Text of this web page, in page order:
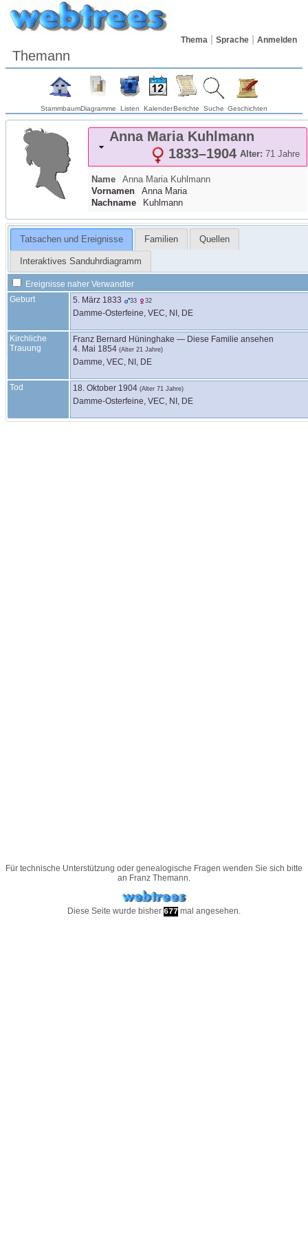
Thema Sprache Anmelden
Themann
StammbaumDiagramme Listen KalenderBerichte Suche Geschichten
Anna Maria Kuhlmann
Alter: 71 Jahre
1833–1904
Name Anna Maria Kuhlmann
Vornamen
Anna Maria
Nachname
Kuhlmann
Tatsachen und Ereignisse Familien Quellen
Interaktives Sanduhrdiagramm
Ereignisse naher Verwandter
Geburt
5. März 1833 33 32
Damme-Osterfeine, VEC, NI, DE
Kirchliche
Trauung
Franz Bernard Hüninghake — Diese Familie ansehen
4. Mai 1854 (Alter 21 Jahre)
Damme, VEC, NI, DE
Tod 18. Oktober 1904 (Alter 71 Jahre)
Damme-Osterfeine, VEC, NI, DE
Für technische Unterstützung oder genealogische Fragen wenden Sie sich bitte
an Franz Themann.
Diese Seite wurde bisher 677 mal angesehen.